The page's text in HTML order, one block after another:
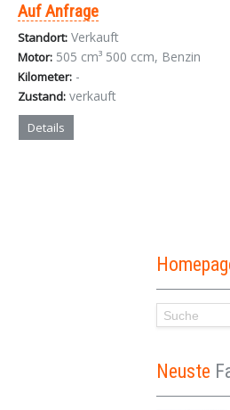
Auf Anfrage
Standort: Verkauft
Motor: 505 cm³ 500 ccm, Benzin
Kilometer: -
Zustand: verkauft
Details
Neuste